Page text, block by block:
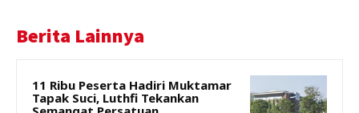
Berita Lainnya
11 Ribu Peserta Hadiri Muktamar
Tapak Suci, Luthfi Tekankan